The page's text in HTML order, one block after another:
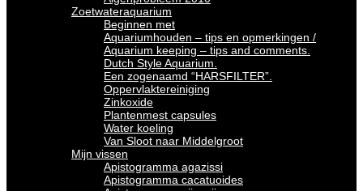
Zoetwateraquarium
Beginnen met
Aquariumhouden – tips en opmerkingen /
Aquarium keeping – tips and comments.
Dutch Style Aquarium.
Een zogenaamd “HARSFILTER”.
Oppervlaktereiniging
Zinkoxide
Plantenmest capsules
Water koeling
Van Sloot naar Middelgroot
Mijn vissen
Apistogramma agazissi
Apistogramma cacatuoides